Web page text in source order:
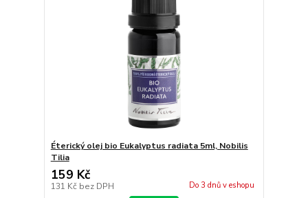
Éterický olej bio Eukalyptus radiata 5ml, Nobilis
Tilia
159 Kč
131 Kč bez DPH Do 3 dnů v eshopu